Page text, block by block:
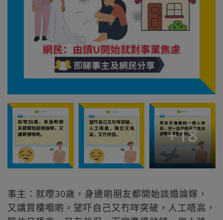
+18
事主：就嚟30歲，身邊啲朋友都開始談婚論嫁，
又講買樓嗰啲。望吓自己又冇咩突破，人工唔高，